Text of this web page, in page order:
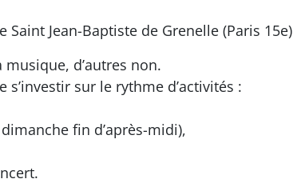
Saint Jean-Baptiste de Grenelle (Paris 15e)
d’autres non.
sur le rythme d’activités :
fin d’après-midi),